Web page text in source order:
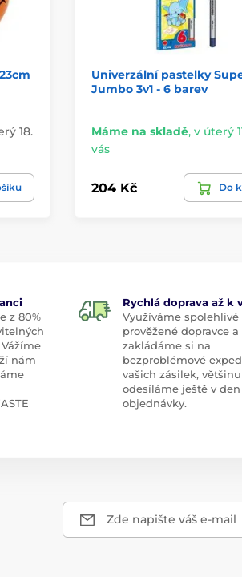
18.
Univerzální pastelky
Jumbo 3v1 - 6 barev
Máme na skladě, v úterý
vás
204 Kč Do
z 80%
nám
Rychlá doprava až k
Využíváme spolehlivé
prověžené dopravce a
zakládáme si na
bezproblémové
vašich zásilek,
odesíláme ještě v den
objednávky.
Zde napište váš e-mail